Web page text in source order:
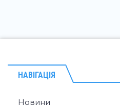
НАВІГАЦІЯ
Новини